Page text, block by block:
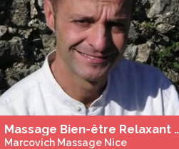
Massage Bien-être
Marcovich Massage Nice